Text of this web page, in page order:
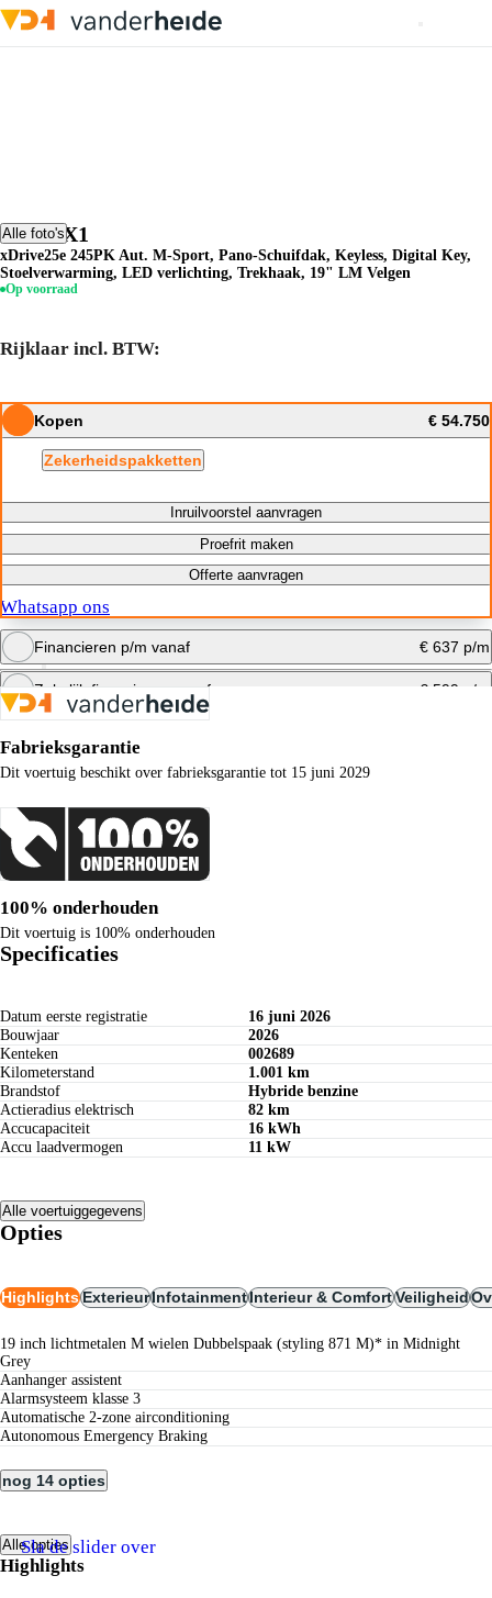
Alle foto's
BMW X1
xDrive25e 245PK Aut. M-Sport, Pano-Schuifdak, Keyless, Digital Key,
Stoelverwarming, LED verlichting, Trekhaak, 19" LM Velgen
Op voorraad
Rijklaar incl. BTW:
Kopen € 54.750
Zekerheidspakketten
Inruilvoorstel aanvragen
Proefrit maken
Offerte aanvragen
Whatsapp ons
Financieren p/m vanaf € 637 p/m
Bereken maandbedrag
Zakelijk financieren vanaf € 599 p/m
Fabrieksgarantie
Dit voertuig beschikt over fabrieksgarantie tot 15 juni 2029
100% onderhouden
Dit voertuig is 100% onderhouden
Specificaties
Datum eerste registratie
16 juni 2026
Bouwjaar
2026
Kenteken
002689
Kilometerstand
1.001 km
Brandstof
Hybride benzine
Actieradius elektrisch
82 km
Accucapaciteit
16 kWh
Accu laadvermogen
11 kW
Alle voertuiggegevens
Opties
HighlightsExterieurInfotainmentInterieur & ComfortVeiligheid
19 inch lichtmetalen M wielen Dubbelspaak (styling 871 M)* in Midnight
Grey
aanhanger assistent
Alarmsysteem klasse 3
Automatische 2-zone airconditioning
Autonomous Emergency Braking
nog 14 opties
Alle opties
Highlights
Sla de slider over